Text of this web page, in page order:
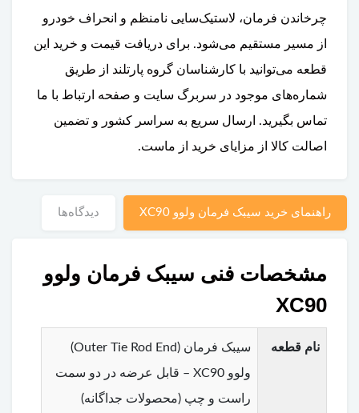
چرخاندن فرمان، لاستیک‌سایی نامنظم و انحراف خودرو
از مسیر مستقیم می‌شود. برای دریافت قیمت و خرید این
قطعه می‌توانید با کارشناسان گروه پارتلند از طریق
شماره‌های موجود در سربرگ سایت و صفحه ارتباط با ما
تماس بگیرید. ارسال سریع به سراسر کشور و تضمین
اصالت کالا از مزایای خرید از ماست.
راهنمای خرید سیبک فرمان ولوو XC90 دیدگاه‌ها
مشخصات فنی سیبک فرمان ولوو
XC90
نام قطعه
سیبک فرمان (Outer Tie Rod End)
ولوو XC90 – قابل عرضه در دو سمت
راست و چپ (محصولات جداگانه)